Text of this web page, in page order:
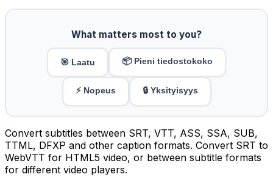
What matters most to you?
🎯 Laatu 📦 Pieni tiedostokoko
⚡ Nopeus 🔒 Yksityisyys
Convert subtitles between SRT, VTT, ASS, SSA, SUB,
TTML, DFXP and other caption formats. Convert SRT to
WebVTT for HTML5 video, or between subtitle formats
for different video players.